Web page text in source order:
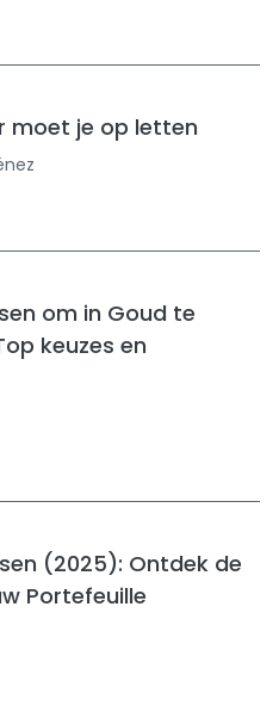
moet je op letten
om in Goud te
keuzes en
(2025): Ontdek de
Portefeuille